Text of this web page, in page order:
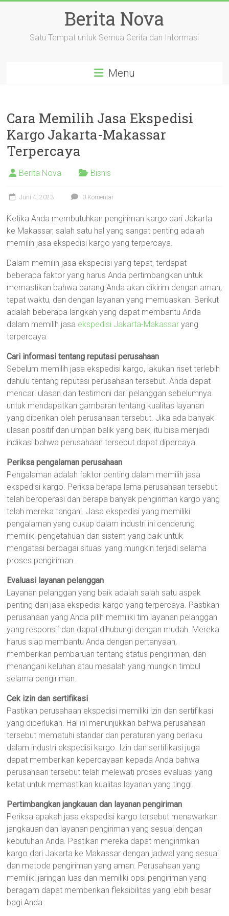
Berita Nova
Satu Tempat untuk Semua Cerita dan Informasi
Menu
Cara Memilih Jasa Ekspedisi
Kargo Jakarta-Makassar
Terpercaya
Berita Nova Bisnis
Juni 4, 2023 0 Komentar
Ketika Anda membutuhkan pengiriman kargo dari Jakarta
ke Makassar, salah satu hal yang sangat penting adalah
memilih jasa ekspedisi kargo yang terpercaya.
Dalam memilih jasa ekspedisi yang tepat, terdapat
beberapa faktor yang harus Anda pertimbangkan untuk
memastikan bahwa barang Anda akan dikirim dengan aman,
tepat waktu, dan dengan layanan yang memuaskan. Berikut
adalah beberapa langkah yang dapat membantu Anda
dalam memilih jasa ekspedisi Jakarta-Makassar yang
terpercaya:
Cari informasi tentang reputasi perusahaan
Sebelum memilih jasa ekspedisi kargo, lakukan riset terlebih
dahulu tentang reputasi perusahaan tersebut. Anda dapat
mencari ulasan dan testimoni dari pelanggan sebelumnya
untuk mendapatkan gambaran tentang kualitas layanan
yang diberikan oleh perusahaan tersebut. Jika ada banyak
ulasan positif dan umpan balik yang baik, itu bisa menjadi
indikasi bahwa perusahaan tersebut dapat dipercaya.
Periksa pengalaman perusahaan
Pengalaman adalah faktor penting dalam memilih jasa
ekspedisi kargo. Periksa berapa lama perusahaan tersebut
telah beroperasi dan berapa banyak pengiriman kargo yang
telah mereka tangani. Jasa ekspedisi yang memiliki
pengalaman yang cukup dalam industri ini cenderung
memiliki pengetahuan dan sistem yang baik untuk
mengatasi berbagai situasi yang mungkin terjadi selama
proses pengiriman.
Evaluasi layanan pelanggan
Layanan pelanggan yang baik adalah salah satu aspek
penting dari jasa ekspedisi kargo yang terpercaya. Pastikan
perusahaan yang Anda pilih memiliki tim layanan pelanggan
yang responsif dan dapat dihubungi dengan mudah. Mereka
harus siap membantu Anda dengan pertanyaan,
memberikan pembaruan tentang status pengiriman, dan
menangani keluhan atau masalah yang mungkin timbul
selama pengiriman.
Cek izin dan sertifikasi
Pastikan perusahaan ekspedisi memiliki izin dan sertifikasi
yang diperlukan. Hal ini menunjukkan bahwa perusahaan
tersebut mematuhi standar dan peraturan yang berlaku
dalam industri ekspedisi kargo. Izin dan sertifikasi juga
dapat memberikan kepercayaan kepada Anda bahwa
perusahaan tersebut telah melewati proses evaluasi yang
ketat untuk memastikan kualitas layanan yang tinggi.
Pertimbangkan jangkauan dan layanan pengiriman
Periksa apakah jasa ekspedisi kargo tersebut menawarkan
jangkauan dan layanan pengiriman yang sesuai dengan
kebutuhan Anda. Pastikan mereka dapat mengirimkan
kargo dari Jakarta ke Makassar dengan jadwal yang sesuai
dan metode pengiriman yang aman. Perusahaan yang
memiliki jaringan luas dan memiliki opsi pengiriman yang
beragam dapat memberikan fleksibilitas yang lebih besar
bagi Anda.